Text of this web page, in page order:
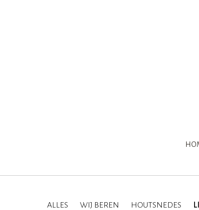
ALLES WIJ BEREN HOUTSNEDES